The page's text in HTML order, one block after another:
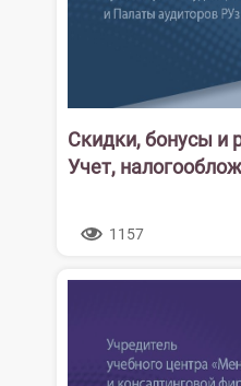
Скидки, бонусы и
Учет,
1157